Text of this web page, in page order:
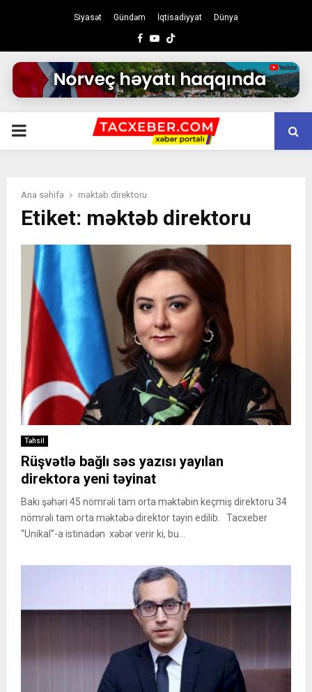
Siyasət Gündəm İqtisadiyyat Dünya
Facebook
Youtube
PRIMARY
Ana səhifə məktəb direktoru
Etiket: məktəb direktoru
Təhsil
Rüşvətlə bağlı səs yazısı yayılan
direktora yeni təyinat
Bakı şəhəri 45 nömrəli tam orta məktəbin keçmiş direktoru 34
nömrəli tam orta məktəbə direktor təyin edilib. Tacxeber
“Unikal”-a istinadən xəbər verir ki, bu...